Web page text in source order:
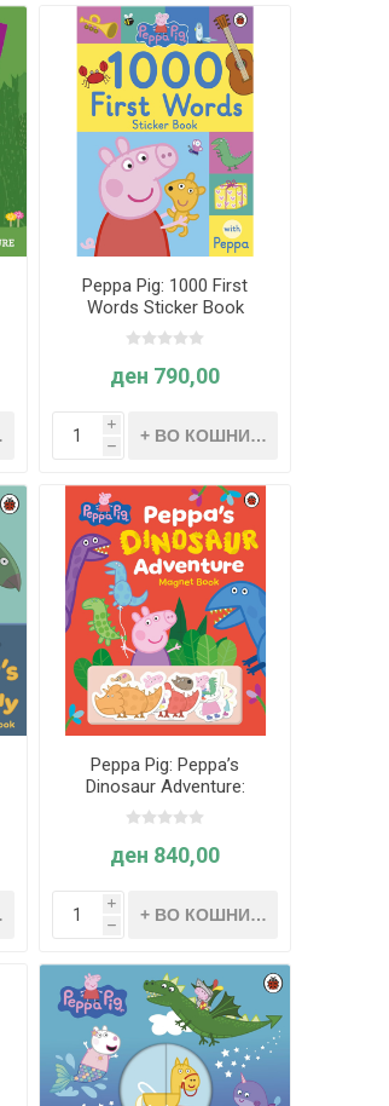
Peppa Pig: 1000 First
Words Sticker Book
ден 790,00
i
h
Peppa Pig: Peppa’s
Dinosaur Adventure:
Magnet Book
ден 840,00
i
h